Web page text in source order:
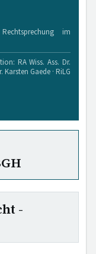
im
RA Wiss. Ass. Dr.
Karsten Gaede · RiLG
-